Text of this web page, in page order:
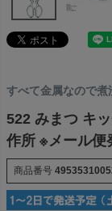
すべて金属なので煮
522 みまつ キ
作所 ※メール便
商品番号